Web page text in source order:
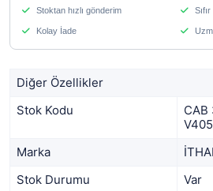
Stoktan hızlı gönderim
Kolay İade
Diğer Özellikler
Stok Kodu
CAB
Marka
Stok Durumu
Var